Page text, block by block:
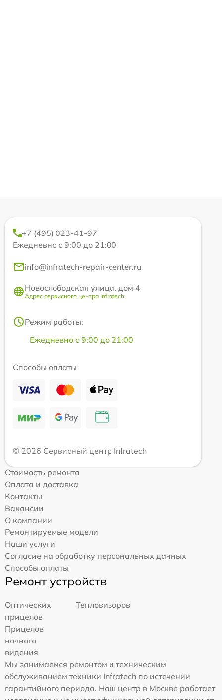
+7 (495) 023-41-97
Ежедневно с 9:00 до 21:00
info@infratech-repair-center.ru
Новослободская улица, дом 4
Адрес сервисного центра Infratech
Режим работы:
Ежедневно с 9:00 до 21:00
Способы оплаты
© 2026 Сервисный центр Infratech
Стоимость ремонта
Оплата и доставка
Контакты
Вакансии
О компании
Ремонтируемые модели
Наши услуги
Согласие на обработку персональных данных
Способы оплаты
Ремонт устройств
Оптических
прицелов
Тепловизоров
Прицелов
ночного
видения
Мы занимаемся ремонтом и техническим
обслуживанием техники Infratech по истечении
гарантийного периода. Наш центр в Москве работает